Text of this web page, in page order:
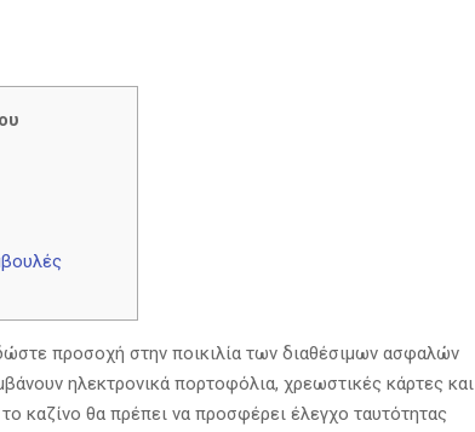
προσοχή στην ποικιλία των διαθέσιμων ασφαλών
ηλεκτρονικά πορτοφόλια, χρεωστικές κάρτες και
καζίνο θα πρέπει να προσφέρει έλεγχο ταυτότητας